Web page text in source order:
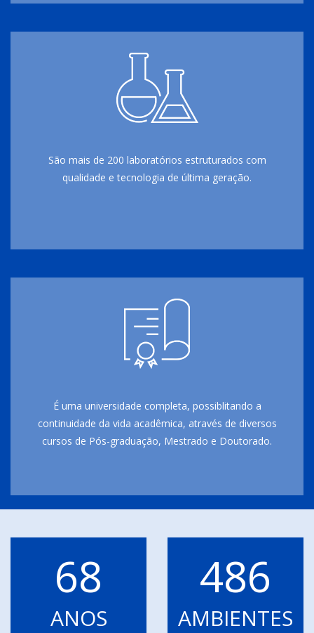
São mais de 200 laboratórios estruturados com
qualidade e tecnologia de última geração.
É uma universidade completa, possiblitando a
continuidade da vida acadêmica, através de diversos
cursos de Pós-graduação, Mestrado e Doutorado.
68
ANOS
486
AMBIENTES